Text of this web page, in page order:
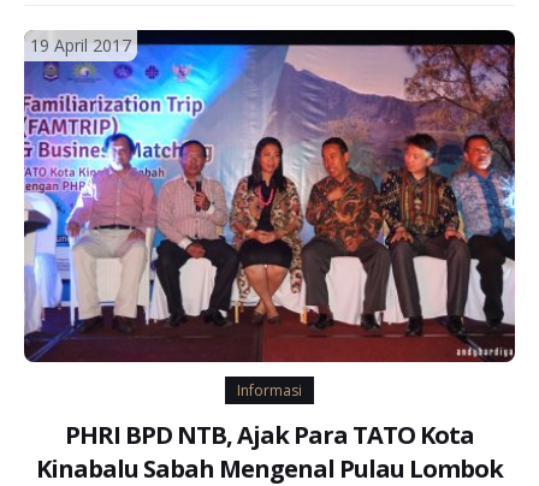
19 April 2017
Informasi
PHRI BPD NTB, Ajak Para TATO Kota
Kinabalu Sabah Mengenal Pulau Lombok